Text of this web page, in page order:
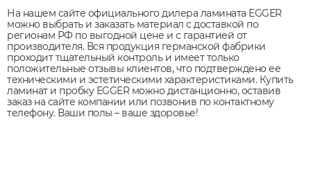
На нашем сайте официального дилера ламината EGGER
можно выбрать и заказать материал с доставкой по
регионам РФ по выгодной цене и с гарантией от
производителя. Вся продукция германской фабрики
проходит тщательный контроль и имеет только
положительные отзывы клиентов, что подтверждено ее
техническими и эстетическими характеристиками. Купить
ламинат и пробку EGGER можно дистанционно, оставив
заказ на сайте компании или позвонив по контактному
телефону. Ваши полы – ваше здоровье!